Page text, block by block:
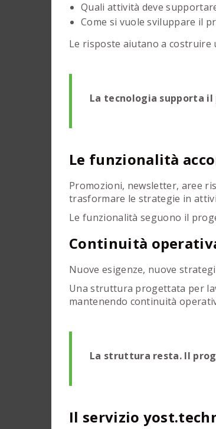
Quali attività deve
Come si vuole sviluppare il
Le risposte aiutano a costruire
La tecnologia supporta
Le funzionalità
Promozioni, newsletter, aree
trasformare le strategie in
Le funzionalità seguono il
Continuità
Nuove esigenze, nuove
Una struttura progettata per
mantenendo continuità
La struttura resta. Il
Il servizio